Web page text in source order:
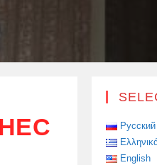
Русский
English